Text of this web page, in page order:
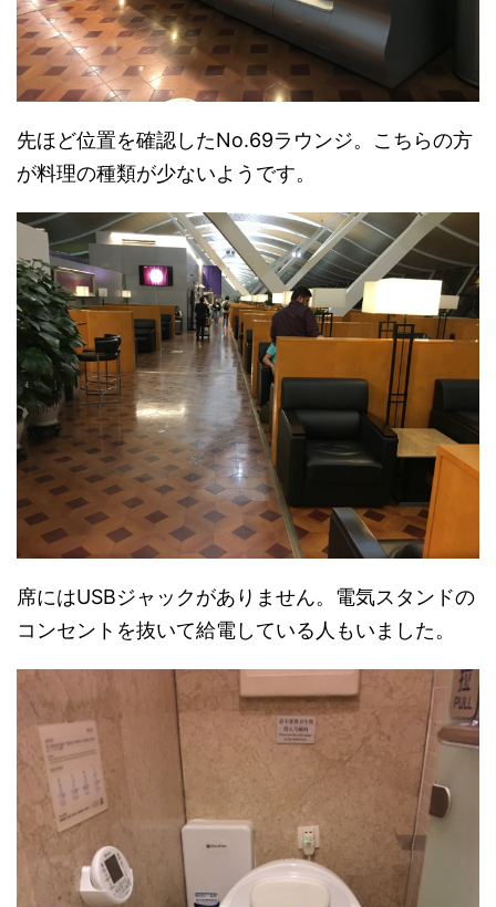
先ほど位置を確認したNo.69ラウンジ。こちらの方
が料理の種類が少ないようです。
席にはUSBジャックがありません。電気スタンドの
コンセントを抜いて給電している人もいました。